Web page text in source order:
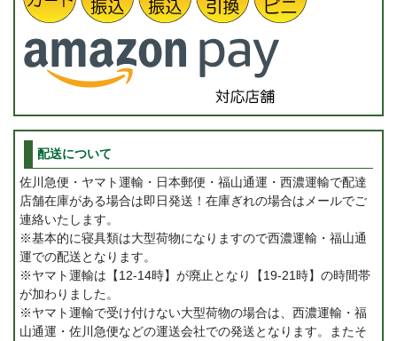
配送について
佐川急便・ヤマト運輸・日本郵便・福山通運・西濃運輸で配達
店舗在庫がある場合は即日発送！在庫ぎれの場合はメールでご
連絡いたします。
※基本的に寝具類は大型荷物になりますので西濃運輸・福山通
運での配送となります。
※ヤマト運輸は【12-14時】が廃止となり【19-21時】の時間帯
が加わりました。
※ヤマト運輸で受け付けない大型荷物の場合は、西濃運輸・福
山通運・佐川急便などの運送会社での発送となります。またそ